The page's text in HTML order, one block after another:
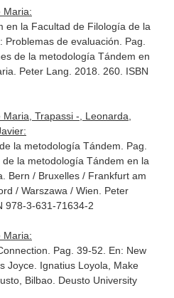
Maria:
en la Facultad de Filología de la
Problemas de evaluación. Pag.
de la metodología Tándem en
. Peter Lang. 2018. 260. ISBN
Trapassi -, Leonarda,
la metodología Tándem. Pag.
de la metodología Tándem en la
. Bern / Bruxelles / Frankfurt am
/ Warszawa / Wien. Peter
978-3-631-71634-2
Maria:
Pag. 39-52. En: New
Joyce. Ignatius Loyola, Make
Bilbao. Deusto University